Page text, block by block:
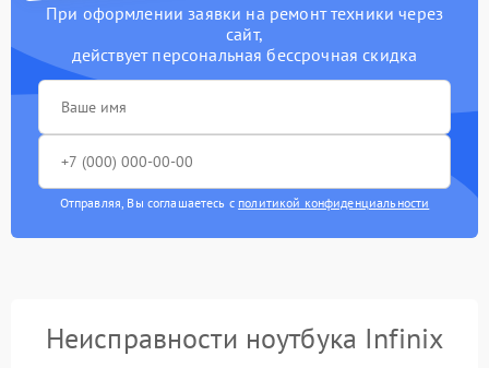
При оформлении заявки на ремонт техники через
сайт,
действует персональная бессрочная скидка
Отправляя, Вы соглашаетесь с политикой конфиденциальности
Неисправности ноутбука Infinix